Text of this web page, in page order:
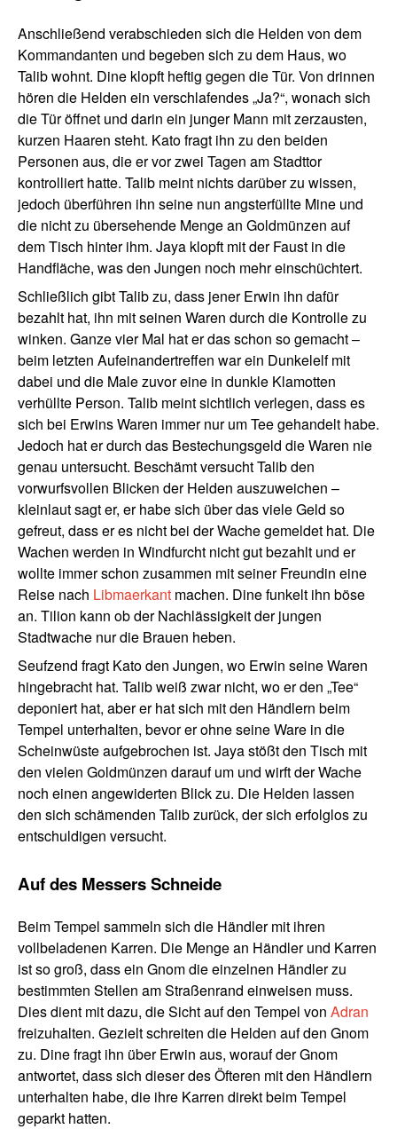
Anschließend verabschieden sich die Helden von dem
Kommandanten und begeben sich zu dem Haus, wo
Talib wohnt. Dine klopft heftig gegen die Tür. Von drinnen
hören die Helden ein verschlafendes „Ja?“, wonach sich
die Tür öffnet und darin ein junger Mann mit zerzausten,
kurzen Haaren steht. Kato fragt ihn zu den beiden
Personen aus, die er vor zwei Tagen am Stadttor
kontrolliert hatte. Talib meint nichts darüber zu wissen,
jedoch überführen ihn seine nun angsterfüllte Mine und
die nicht zu übersehende Menge an Goldmünzen auf
dem Tisch hinter ihm. Jaya klopft mit der Faust in die
Handfläche, was den Jungen noch mehr einschüchtert.
Schließlich gibt Talib zu, dass jener Erwin ihn dafür
bezahlt hat, ihn mit seinen Waren durch die Kontrolle zu
winken. Ganze vier Mal hat er das schon so gemacht –
beim letzten Aufeinandertreffen war ein Dunkelelf mit
dabei und die Male zuvor eine in dunkle Klamotten
verhüllte Person. Talib meint sichtlich verlegen, dass es
sich bei Erwins Waren immer nur um Tee gehandelt habe.
Jedoch hat er durch das Bestechungsgeld die Waren nie
genau untersucht. Beschämt versucht Talib den
vorwurfsvollen Blicken der Helden auszuweichen –
kleinlaut sagt er, er habe sich über das viele Geld so
gefreut, dass er es nicht bei der Wache gemeldet hat. Die
Wachen werden in Windfurcht nicht gut bezahlt und er
wollte immer schon zusammen mit seiner Freundin eine
Reise nach Libmaerkant machen. Dine funkelt ihn böse
an. Tilion kann ob der Nachlässigkeit der jungen
Stadtwache nur die Brauen heben.
Seufzend fragt Kato den Jungen, wo Erwin seine Waren
hingebracht hat. Talib weiß zwar nicht, wo er den „Tee“
deponiert hat, aber er hat sich mit den Händlern beim
Tempel unterhalten, bevor er ohne seine Ware in die
Scheinwüste aufgebrochen ist. Jaya stößt den Tisch mit
den vielen Goldmünzen darauf um und wirft der Wache
noch einen angewiderten Blick zu. Die Helden lassen
den sich schämenden Talib zurück, der sich erfolglos zu
entschuldigen versucht.
Auf des Messers Schneide
Beim Tempel sammeln sich die Händler mit ihren
vollbeladenen Karren. Die Menge an Händler und Karren
ist so groß, dass ein Gnom die einzelnen Händler zu
bestimmten Stellen am Straßenrand einweisen muss.
Dies dient mit dazu, die Sicht auf den Tempel von Adran
freizuhalten. Gezielt schreiten die Helden auf den Gnom
zu. Dine fragt ihn über Erwin aus, worauf der Gnom
antwortet, dass sich dieser des Öfteren mit den Händlern
unterhalten habe, die ihre Karren direkt beim Tempel
geparkt hatten.